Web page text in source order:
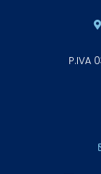
P.IVA